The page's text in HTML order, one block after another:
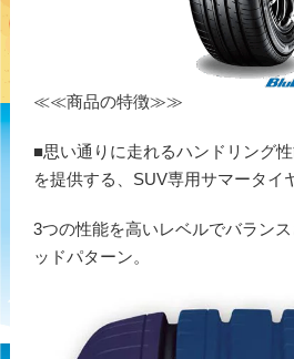
≪≪商品の特徴≫≫
■思い通りに走れるハンドリング
を提供する、SUV専用サマータイ
3つの性能を高いレベルでバラン
ッドパターン。